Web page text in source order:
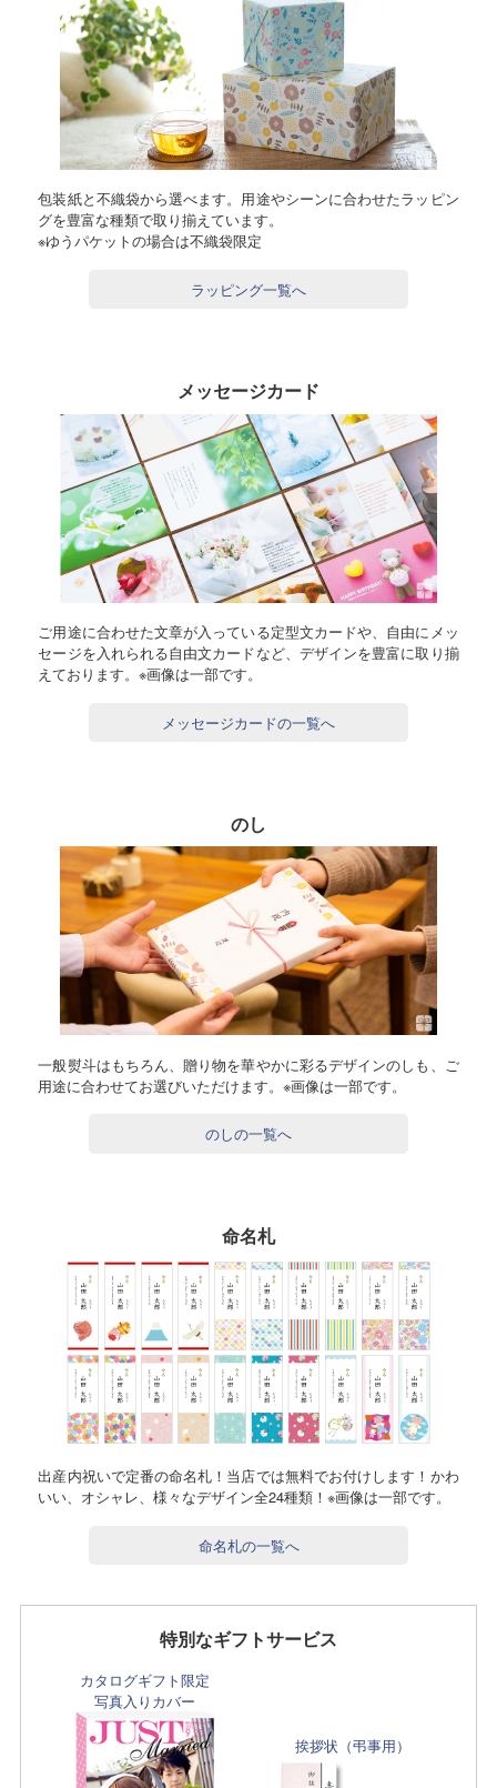
包装紙と不織袋から選べます。用途やシーンに合わせたラッピン
グを豊富な種類で取り揃えています。
※ゆうパケットの場合は不織袋限定
ラッピング一覧へ
メッセージカード
ご用途に合わせた文章が入っている定型文カードや、自由にメッ
セージを入れられる自由文カードなど、デザインを豊富に取り揃
えております。※画像は一部です。
メッセージカードの一覧へ
のし
一般熨斗はもちろん、贈り物を華やかに彩るデザインのしも、ご
用途に合わせてお選びいただけます。※画像は一部です。
のしの一覧へ
命名札
出産内祝いで定番の命名札！当店では無料でお付けします！かわ
いい、オシャレ、様々なデザイン全24種類！※画像は一部です。
命名札の一覧へ
特別なギフトサービス
カタログギフト限定
写真入りカバー
挨拶状（弔事用）